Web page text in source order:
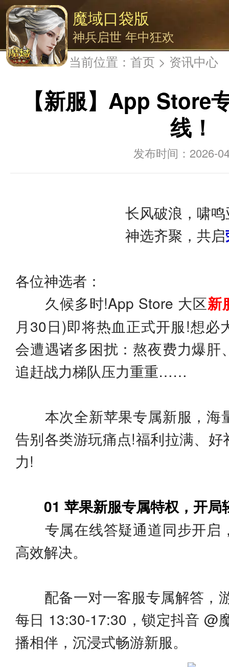
魔域口袋版
神兵启世 年中狂欢
当前位置： 首页 > 资讯中心
【新服】App Store
线！
2026-
长风破浪，啸鸣
神选齐聚，共启
各位神选者：
久候多时!App Store 大区新
月30日)即将热血正式开服!想必
会遭遇诸多困扰：熬夜费力爆肝
追赶战力梯队压力重重……
本次全新苹果专属新服，海
告别各类游玩痛点!福利拉满、
力!
01 苹果新服专属特权，开局
专属在线答疑通道同步开启
高效解决。
配备一对一客服专属解答，
每日 13:30-17:30，锁定抖音 @
播相伴，沉浸式畅游新服。